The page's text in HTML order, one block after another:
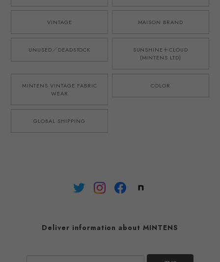
VINTAGE MAISON BRAND
UNUSED／DEADSTOCK
SUNSHINE＋CLOUD
(MINTENS LTD)
MINTENS VINTAGE FABRIC
WEAR
COLOR
GLOBAL SHIPPING
Deliver information about MINTENS